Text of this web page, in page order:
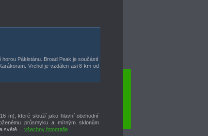
Pákistánu. Broad Peak je součástí
Vrchol je vzdálen asi 8 km od
m), které slouží jako hlavní obchodní
průsmyku a mírným sklonům
světě.... všechny fotografie